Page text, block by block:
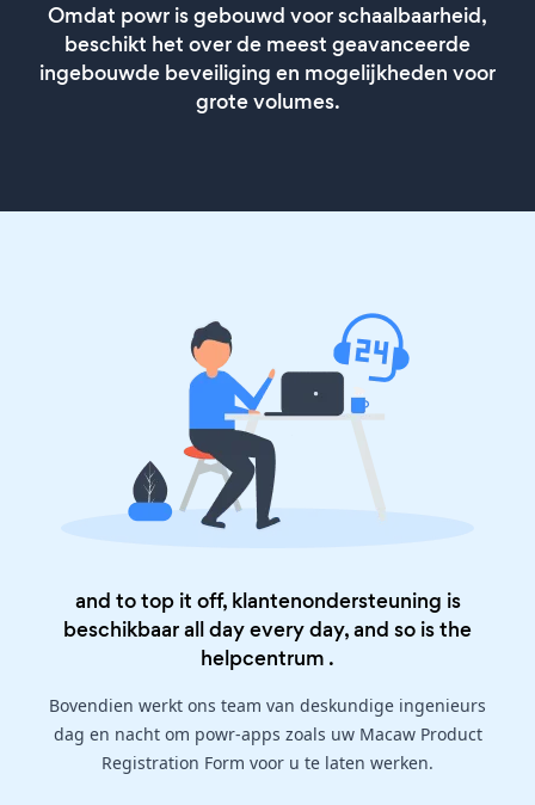
Omdat powr is gebouwd voor schaalbaarheid,
beschikt het over de meest geavanceerde
ingebouwde beveiliging en mogelijkheden voor
grote volumes.
and to top it off, klantenondersteuning is
beschikbaar all day every day, and so is the
helpcentrum .
Bovendien werkt ons team van deskundige ingenieurs
dag en nacht om powr-apps zoals uw Macaw Product
Registration Form voor u te laten werken.